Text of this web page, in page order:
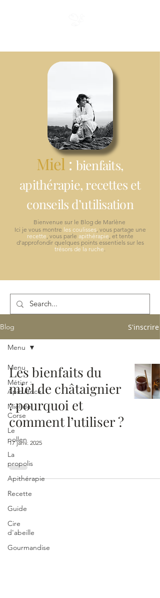
Miel : bienfaits,
apithérapie, recettes et
conseils d’utilisation
Bienvenue sur le Blog de Marlène
Ici je vous montre les coulisses, vous partage une
recette, vous parle apithérapie, et tente
d'approfondir quelques points essentiels sur les
trésors de la ruche.
Blog S'inscrire
Menu
Métier :
Apicultrice
Miel de
Corse
Le
pollen
La
propolis
Apithérapie
Recette
Guide
Cire
d'abeille
Gourmandise
Menu
Les bienfaits du
miel de châtaignier
: pourquoi et
comment l’utiliser ?
17 janv. 2025